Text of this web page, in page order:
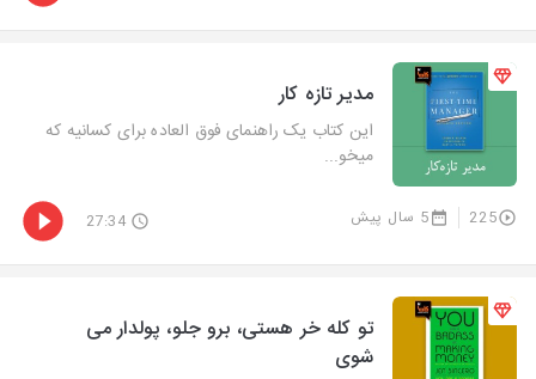
مدیر تازه کار
این کتاب یک راهنمای فوق العاده برای کسانیه که
میخو...
225 5 سال پیش 27:34
تو کله خر هستی، برو جلو، پولدار می
شوی